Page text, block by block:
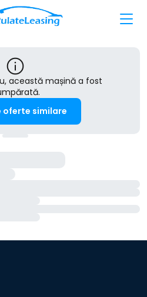
această mașină a fost
oferte similare